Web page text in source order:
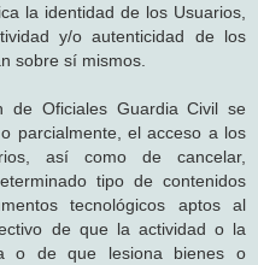
la identidad de los Usuarios,
y/o autenticidad de los
sobre sí mismos.
de Oficiales Guardia Civil se
parcialmente, el acceso a los
así como de cancelar,
tipo de contenidos
tecnológicos aptos al
de que la actividad o la
o de que lesiona bienes o